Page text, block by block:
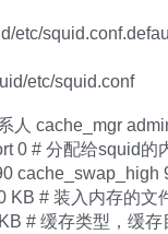
etc/
etc/squid.conf
人 cache_mgr
0 # 分配给squid的
cache_swap_high
KB # 装入内存的文
# 缓存类型，缓存